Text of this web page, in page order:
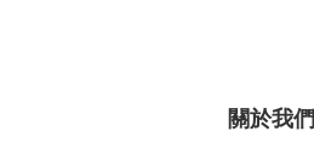
關於我們